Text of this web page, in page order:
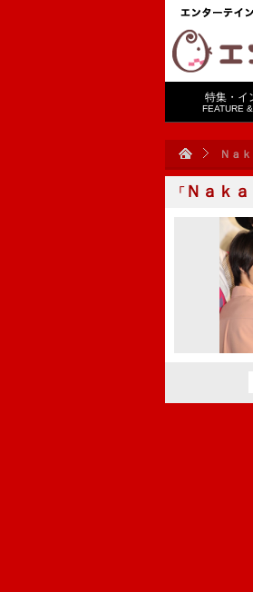
特集・イ
FEATURE
Ｎａ
「 Ｎａｋ